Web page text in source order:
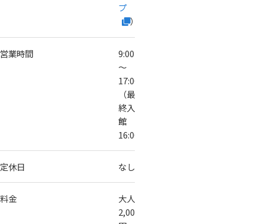
プ
）
営業時間
9:00
～
17:00
（最
終入
館
16:00）
定休日 なし
料金
大人
2,000